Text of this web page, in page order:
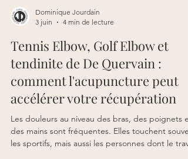
Dominique Jourdain
4 min de lecture
Tennis Elbow, Golf Elbow et
tendinite de De Quervain :
comment l'acupuncture peut
accélérer votre récupération